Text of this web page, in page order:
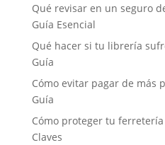
Qué revisar en un seguro
Guía Esencial
Qué hacer si tu librería
Guía
Cómo evitar pagar de más
Guía
Cómo proteger tu
Claves